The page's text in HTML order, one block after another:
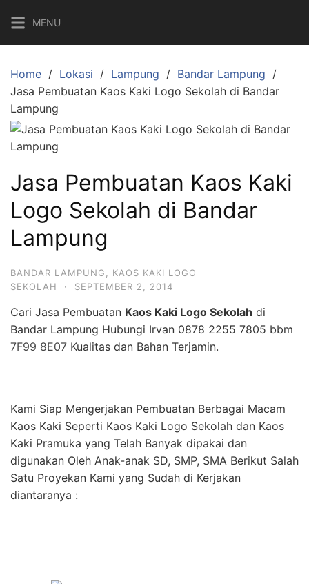
i
MENU
Home Lokasi Lampung
Bandar Lampung
Jasa Pembuatan Kaos Kaki Logo Sekolah di Bandar
Lampung
Jasa Pembuatan Kaos Kaki
Logo Sekolah di Bandar
Lampung
BANDAR LAMPUNG
KAOS KAKI LOGO
SEKOLAH
· SEPTEMBER 2, 2014
Cari Jasa Pembuatan Kaos Kaki Logo Sekolah di
Bandar Lampung Hubungi Irvan 0878 2255 7805 bbm
7F99 8E07 Kualitas dan Bahan Terjamin.
Kami Siap Mengerjakan Pembuatan Berbagai Macam
Kaos Kaki Seperti Kaos Kaki Logo Sekolah dan Kaos
Kaki Pramuka yang Telah Banyak dipakai dan
digunakan Oleh Anak-anak SD, SMP, SMA Berikut Salah
Satu Proyekan Kami yang Sudah di Kerjakan
diantaranya :